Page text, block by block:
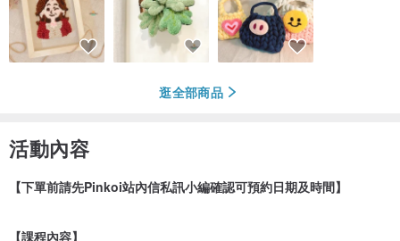
逛全部商品
活動內容
【下單前請先Pinkoi站內信私訊小編確認可預約日期及時間】
【課程內容】